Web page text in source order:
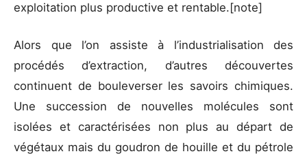
exploitation plus productive et rentable.[note]
Alors que l’on assiste à l’industrialisation des
procédés d’extraction, d’autres découvertes
continuent de bouleverser les savoirs chimiques.
Une succession de nouvelles molécules sont
isolées et caractérisées non plus au départ de
végétaux mais du goudron de houille et du pétrole